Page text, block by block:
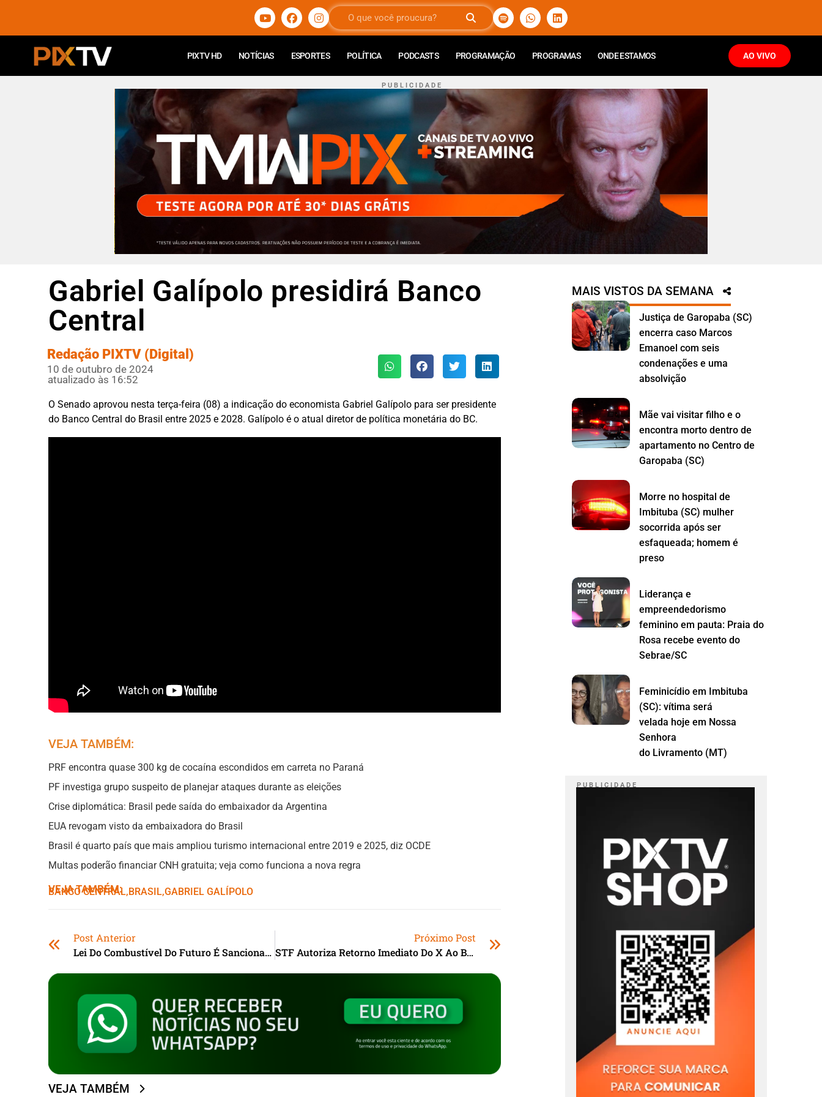
PIXTV HD NOTÍCIAS ESPORTES POLÍTICA PODCASTS PROGRAMAÇÃO PROGRAMAS ONDE ESTAMOS AO VIVO
P U B L I C I D A D E
Gabriel Galípolo presidirá Banco
Central
Redação PIXTV (Digital)
10 de outubro de 2024
atualizado às 16:52
O Senado aprovou nesta terça-feira (08) a indicação do economista Gabriel Galípolo para ser presidente
do Banco Central do Brasil entre 2025 e 2028. Galípolo é o atual diretor de política monetária do BC.
VEJA TAMBÉM:
PRF encontra quase 300 kg de cocaína escondidos em carreta no Paraná
PF investiga grupo suspeito de planejar ataques durante as eleições
Crise diplomática: Brasil pede saída do embaixador da Argentina
EUA revogam visto da embaixadora do Brasil
Brasil é quarto país que mais ampliou turismo internacional entre 2019 e 2025, diz OCDE
Multas poderão financiar CNH gratuita; veja como funciona a nova regra
VEJA TAMBÉM:
BANCO CENTRAL,ㅤBRASIL,ㅤGABRIEL GALÍPOLO
Post Anterior
Lei Do Combustível Do Futuro É Sancionada
Próximo Post
STF Autoriza Retorno Imediato Do X Ao Brasil
VEJA TAMBÉM
MAIS VISTOS DA SEMANA
Justiça de Garopaba (SC)
encerra caso Marcos
Emanoel com seis
condenações e uma
absolvição
Mãe vai visitar filho e o
encontra morto dentro de
apartamento no Centro de
Garopaba (SC)
Morre no hospital de
Imbituba (SC) mulher
socorrida após ser
esfaqueada; homem é
preso
Liderança e
empreendedorismo
feminino em pauta: Praia do
Rosa recebe evento do
Sebrae/SC
Feminicídio em Imbituba
(SC): vítima será
velada hoje em Nossa
Senhora
do Livramento (MT)
P U B L I C I D A D E